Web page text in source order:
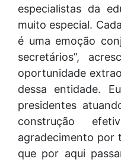
especialistas da
muito especial.
é uma emoção
secretários”,
oportunidade
dessa entidade.
presidentes
construção
agradecimento por
que por aqui